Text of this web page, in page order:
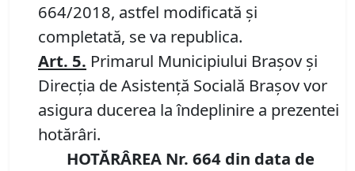
664/2018, astfel modificată şi
completată, se va republica.
Art. 5. Primarul Municipiului Braşov şi
Direcţia de Asistenţă Socială Braşov vor
asigura ducerea la îndeplinire a prezentei
hotărâri.
HOTĂRÂREA Nr. 664 din data de